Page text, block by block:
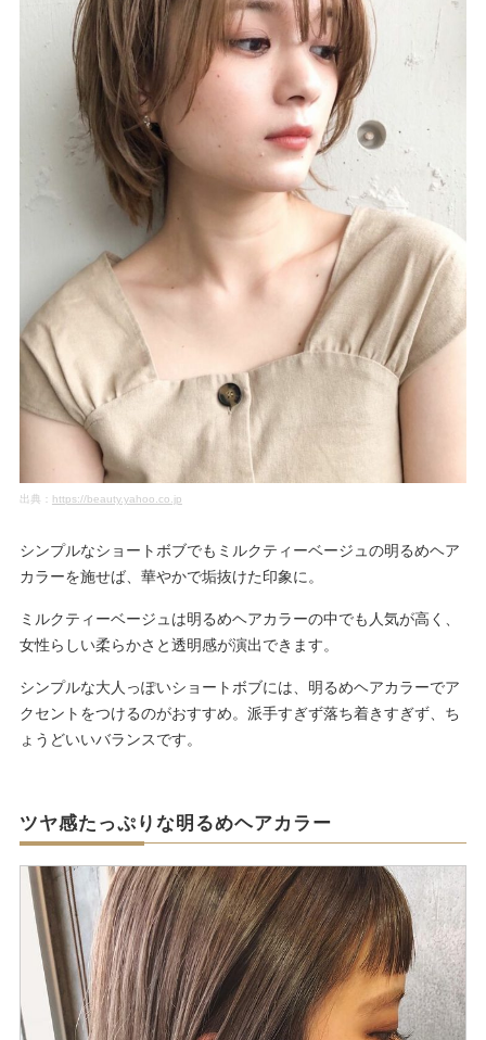
出典： https://beauty.yahoo.co.jp
シンプルなショートボブでもミルクティーベージュの明るめヘア
カラーを施せば、華やかで垢抜けた印象に。
ミルクティーベージュは明るめヘアカラーの中でも人気が高く、
女性らしい柔らかさと透明感が演出できます。
シンプルな大人っぽいショートボブには、明るめヘアカラーでア
クセントをつけるのがおすすめ。派手すぎず落ち着きすぎず、ち
ょうどいいバランスです。
ツヤ感たっぷりな明るめヘアカラー